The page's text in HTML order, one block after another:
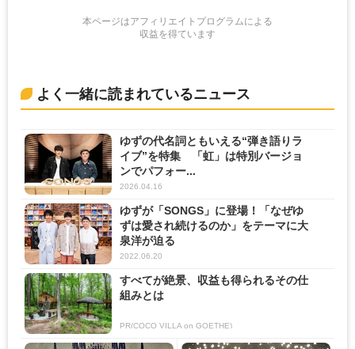
本ページはアフィリエイトプログラムによる
収益を得ています
よく一緒に読まれているニュース
ゆずの代名詞ともいえる“弾き語りラ
イブ”を特集 「虹」は特別バージョ
ンでパフォー...
2026.04.16
ゆずが「SONGS」に登場！「なぜゆ
ずは愛され続けるのか」をテーマに大
泉洋が迫る
2022.06.20
すべてが絶景、収益も得られるその仕
組みとは
PR(COCO VILLA on GOETHE)